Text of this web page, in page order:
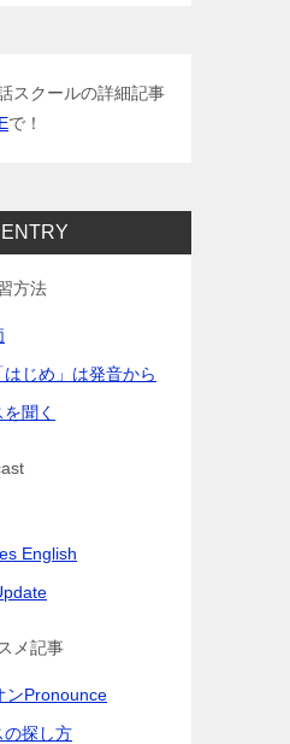
スクールの詳細記事
で！
方法
じめ」は発音から
聞く
English
メ記事
ンPronounce
の探し方